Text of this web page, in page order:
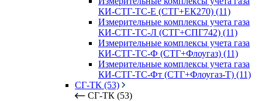
КИ-СТГ-ТС-Е (СТГ+ЕК270) (11)
Измерительные комплексы учета газа
КИ-СТГ-ТС-Л (СТГ+СПГ742) (11)
Измерительные комплексы учета газа
КИ-СТГ-ТС-Ф (СТГ+Флоугаз) (11)
Измерительные комплексы учета газа
КИ-СТГ-ТС-Фт (СТГ+Флоугаз-Т) (11)
СГ-ТК (53)
СГ-ТК (53)